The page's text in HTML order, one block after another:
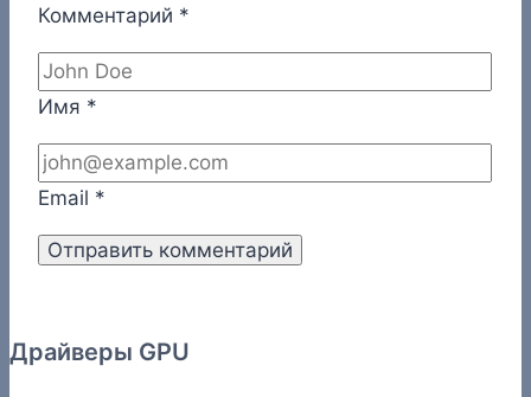
Комментарий *
Имя *
Email *
Драйверы GPU